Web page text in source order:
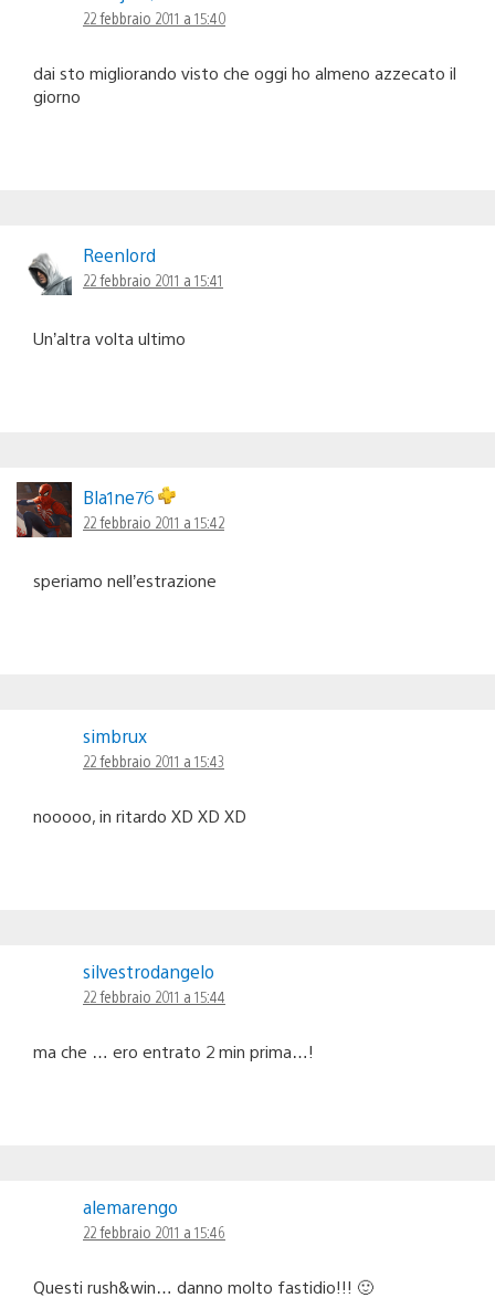
22 febbraio 2011 a 15:40
dai sto migliorando visto che oggi ho almeno azzecato il
giorno
Reenlord
22 febbraio 2011 a 15:41
Un’altra volta ultimo
Bla1ne76
22 febbraio 2011 a 15:42
speriamo nell’estrazione
simbrux
22 febbraio 2011 a 15:43
nooooo, in ritardo XD XD XD
silvestrodangelo
22 febbraio 2011 a 15:44
ma che … ero entrato 2 min prima…!
alemarengo
22 febbraio 2011 a 15:46
Questi rush&win… danno molto fastidio!!! 🙂